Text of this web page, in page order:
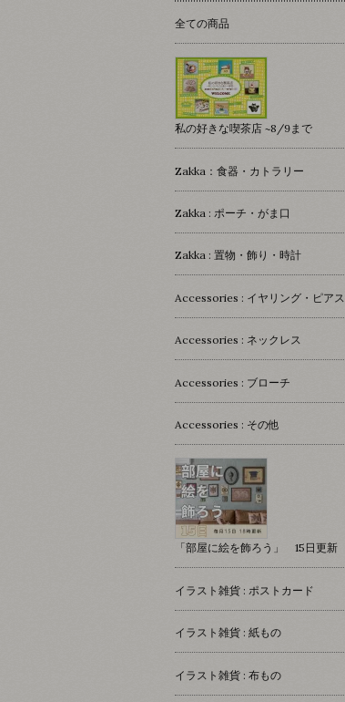
全ての商品
私の好きな喫茶店 ~8/9まで
Zakka：食器・カトラリー
Zakka : ポーチ・がま口
Zakka : 置物・飾り・時計
Accessories : イヤリング・ピアス
Accessories : ネックレス
Accessories : ブローチ
Accessories : その他
「部屋に絵を飾ろう」 15日更新
イラスト雑貨 : ポストカード
イラスト雑貨 : 紙もの
イラスト雑貨 : 布もの